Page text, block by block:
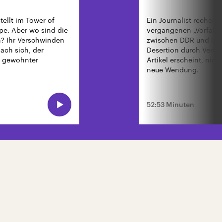
im Tower of
Aber wo sind die
Ihr Verschwinden
sich, der
gewohnter
Ein Journalist
vergangenen
zwischen DDR und
Desertion durch
Artikel erscheint,
neue Wendung.
52:53 Minuten